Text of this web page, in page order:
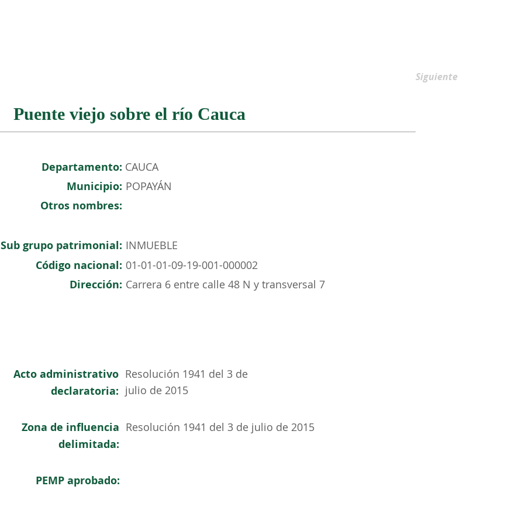
Siguiente
Puente viejo sobre el río Cauca
Departamento: CAUCA
Municipio: POPAYÁN
Otros nombres:
Sub grupo patrimonial: INMUEBLE
Código nacional: 01-01-01-09-19-001-000002
Dirección: Carrera 6 entre calle 48 N y transversal 7
Acto administrativo
declaratoria:
Resolución 1941 del 3 de
julio de 2015
Zona de influencia
delimitada:
Resolución 1941 del 3 de julio de 2015
PEMP aprobado: